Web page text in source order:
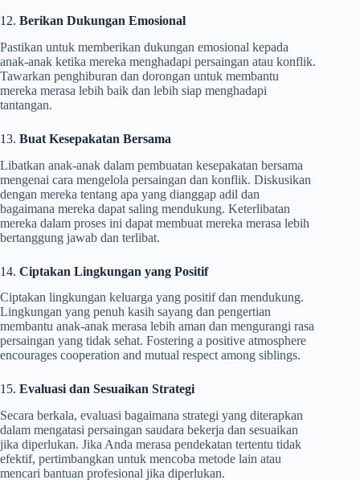
12. Berikan Dukungan Emosional
Pastikan untuk memberikan dukungan emosional kepada
anak-anak ketika mereka menghadapi persaingan atau konflik.
Tawarkan penghiburan dan dorongan untuk membantu
mereka merasa lebih baik dan lebih siap menghadapi
tantangan.
13. Buat Kesepakatan Bersama
Libatkan anak-anak dalam pembuatan kesepakatan bersama
mengenai cara mengelola persaingan dan konflik. Diskusikan
dengan mereka tentang apa yang dianggap adil dan
bagaimana mereka dapat saling mendukung. Keterlibatan
mereka dalam proses ini dapat membuat mereka merasa lebih
bertanggung jawab dan terlibat.
14. Ciptakan Lingkungan yang Positif
Ciptakan lingkungan keluarga yang positif dan mendukung.
Lingkungan yang penuh kasih sayang dan pengertian
membantu anak-anak merasa lebih aman dan mengurangi rasa
persaingan yang tidak sehat. Fostering a positive atmosphere
encourages cooperation and mutual respect among siblings.
15. Evaluasi dan Sesuaikan Strategi
Secara berkala, evaluasi bagaimana strategi yang diterapkan
dalam mengatasi persaingan saudara bekerja dan sesuaikan
jika diperlukan. Jika Anda merasa pendekatan tertentu tidak
efektif, pertimbangkan untuk mencoba metode lain atau
mencari bantuan profesional jika diperlukan.